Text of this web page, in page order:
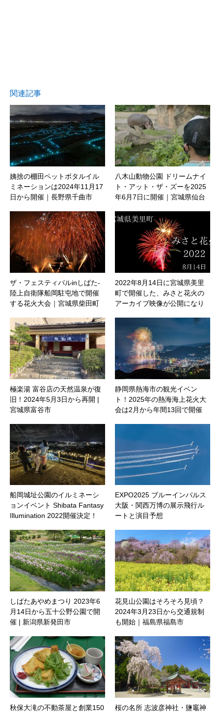
関連記事
姨捨の棚田ペットボタルイル
ミネーションは2024年11月17
日から開催｜長野県千曲市
八木山動物公園 ドリームナイ
ト・アット・ザ・ズーを2025
年6月7日に開催｜宮城県仙台
ザ・フェスティバルinしばた-
陸上自衛隊船岡駐屯地で開催
する花火大会｜宮城県柴田町
2022年8月14日に宮城県美里
町で開催した、みさと花火の
アーカイブ映像が公開になり
極楽湯 富谷店の天然温泉が復
旧！2024年5月3日から再開 |
宮城県富谷市
静岡県熱海市の観光イベン
ト！2025年の熱海海上花火大
会は2月から年間13回で開催
船岡城址公園のイルミネーシ
ョンイベント Shibata Fantasy
Illumination 2022開催決定！
EXPO2025 ブルーインパルス
大阪・関西万博の展示飛行ル
ートと演目予想
しばたあやめまつり 2023年6
月14日から五十公野公園で開
催 | 新潟県新発田市
花見山公園はそろそろ見頃？
2024年3月23日から交通規制
も開始｜福島県福島市
秋保大滝の不動茶屋と創業150
桜の名所 志波彦神社・鹽竈神